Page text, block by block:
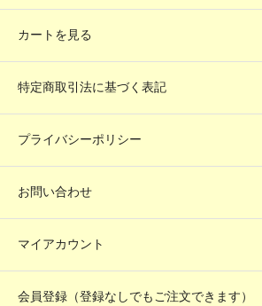
カートを見る
特定商取引法に基づく表記
プライバシーポリシー
お問い合わせ
マイアカウント
会員登録（登録なしでもご注文できます）